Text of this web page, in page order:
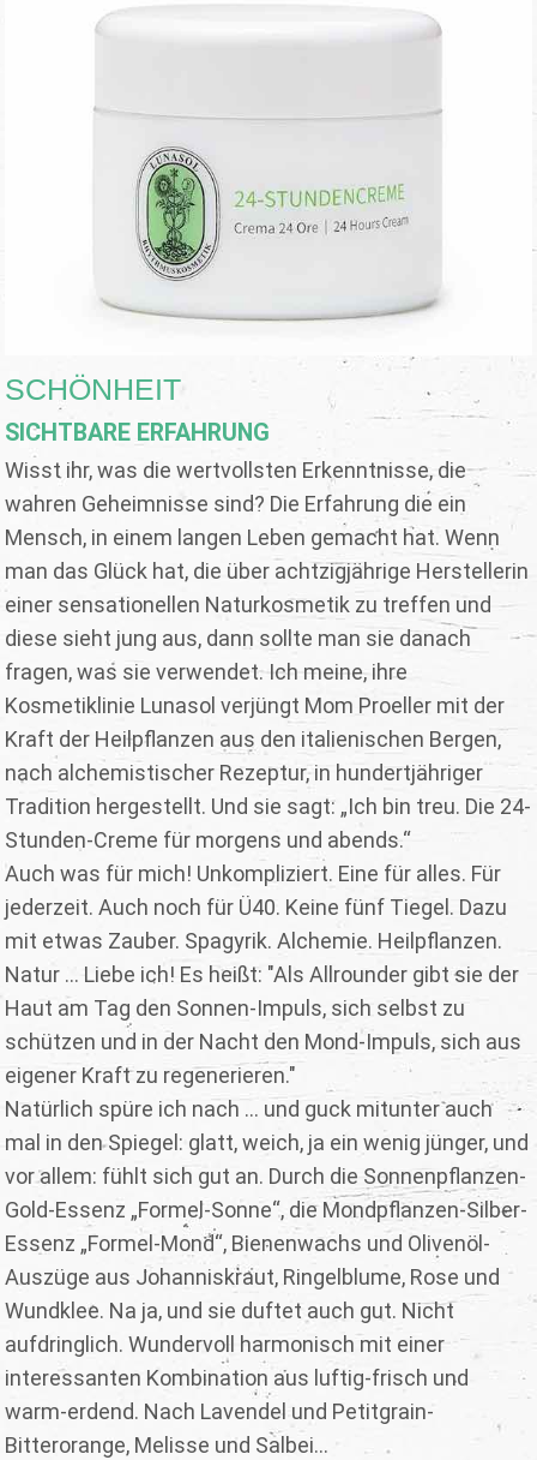
SCHÖNHEIT
SICHTBARE ERFAHRUNG
Wisst ihr, was die wertvollsten Erkenntnisse, die
wahren Geheimnisse sind? Die Erfahrung die ein
Mensch, in einem langen Leben gemacht hat. Wenn
man das Glück hat, die über achtzigjährige Herstellerin
einer sensationellen Naturkosmetik zu treffen und
diese sieht jung aus, dann sollte man sie danach
fragen, was sie verwendet. Ich meine, ihre
Kosmetiklinie Lunasol verjüngt Mom Proeller mit der
Kraft der Heilpflanzen aus den italienischen Bergen,
nach alchemistischer Rezeptur, in hundertjähriger
Tradition hergestellt. Und sie sagt: „Ich bin treu. Die 24-
Stunden-Creme für morgens und abends.“
Auch was für mich! Unkompliziert. Eine für alles. Für
jederzeit. Auch noch für Ü40. Keine fünf Tiegel. Dazu
mit etwas Zauber. Spagyrik. Alchemie. Heilpflanzen.
Natur ... Liebe ich! Es heißt: "Als Allrounder gibt sie der
Haut am Tag den Sonnen-Impuls, sich selbst zu
schützen und in der Nacht den Mond-Impuls, sich aus
eigener Kraft zu regenerieren."
Natürlich spüre ich nach ... und guck mitunter auch
mal in den Spiegel: glatt, weich, ja ein wenig jünger, und
vor allem: fühlt sich gut an. Durch die Sonnenpflanzen-
Gold-Essenz „Formel-Sonne“, die Mondpflanzen-Silber-
Essenz „Formel-Mond“, Bienenwachs und Olivenöl-
Auszüge aus Johanniskraut, Ringelblume, Rose und
Wundklee. Na ja, und sie duftet auch gut. Nicht
aufdringlich. Wundervoll harmonisch mit einer
interessanten Kombination aus luftig-frisch und
warm-erdend. Nach Lavendel und Petitgrain-
Bitterorange, Melisse und Salbei...